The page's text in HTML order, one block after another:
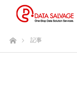
ホーム記事